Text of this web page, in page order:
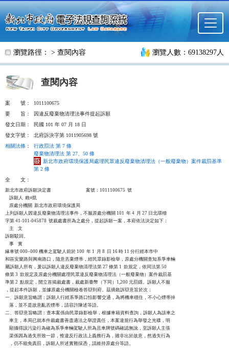
跳至主要內容
瀏覽路徑： > 查閱內容 瀏覽人數：69138297人
查閱內容
案 號：
1011100675
要
旨：
因違反廢棄物清理法事件提起訴願
發文日期：
民國 101 年 07 月 18 日
發文字號：
北府訴決字第 1011905698 號
相關法條 ：
行政罰法 第 7 條
廢棄物清理法 第 27、50 條
新北市政府環境保護局處理民眾違反廢棄物清理法（一般廢棄物）案件裁罰基準
第 2 條
全
文：
新北市政府訴願決定書                                  案號：1011100675  號
    訴願人  賴○凱
    原處分機關  新北市政府環境保護局
上列訴願人因違反廢棄物清理法事件，不服原處分機關 101  年 4  月 27 日北環稽
字第 41-101-045878  號裁處書所為之處分，提起訴願一案，本府依法決定如下：
    主    文
訴願駁回。
    事    實
緣車號 000–000 機車之駕駛人前於 100  年 1  月 8  日 16 時 11 分行經本市中
和區安樂路與興南路口，隨意丟棄煙蒂，經民眾錄影檢舉，原處分機關查知系爭車輛
屬訴願人所有，爰以訴願人違反廢棄物清理法第 27 條第 1  款規定，依同法第 50
條第 3  款規定及原處分機關處理民眾違反廢棄物清理法（一般廢棄物）案件裁罰基
準第 2  點規定，開立首揭裁處書，裁處新臺幣（下同）1,200 元罰鍰。訴願人不服
，提起本件訴願，並據原處分機關檢卷答辯到府。茲摘敘訴辯意旨於次：
一、訴願意旨略謂：訴願人行經系爭路口怕影響交通，為將機車穩住，不小心煙蒂掉
    落，並不是故意亂丟煙蒂，請容許陳述等語。
二、答辯意旨略謂：查本案係由民眾錄影檢舉，根據車籍資料查詢，訴願人為該車之
    車主，本局已就本件裁處書善盡適法之舉證責任，本案違規行為舉發之光碟，明
    顯攝得該污染行為確為系爭車輛駕駛人所為且車牌號碼確認無訛，至訴願人主張
    渠係因為過失所致一節，惟違反行政法上義務行為，雖非出於故意，然過失行為
    ，仍不能免責罰，訴願人所述實難採憑，請維持原處分等語。